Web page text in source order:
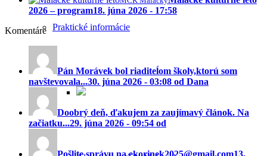
Praktické informácie
2026 – program18. júna 2026 - 17:58
Komentáre
Pán Morávek bol riaditeĺom školy,ktorú som
navštevovala...30. júna 2026 - 03:08 od Dana
Doobrý deň, ďakujem za zaujímavý článok. Na
začiatku...29. júna 2026 - 09:54 od